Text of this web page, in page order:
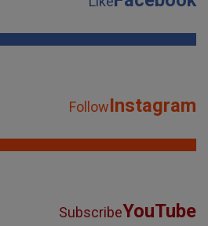
FollowInstagram
SubscribeYouTube